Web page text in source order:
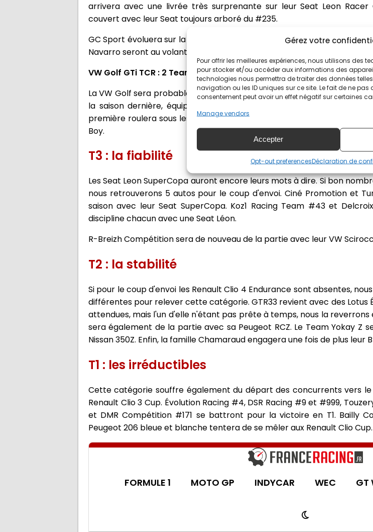
Gérez votre
Pour offrir les meilleures expériences, nous utilisons des
pour stocker et/ou accéder aux informations des
technologies nous permettra de traiter des données
navigation ou les ID uniques sur ce site. Le fait de ne pas
consentement peut avoir un effet négatif sur certaines
Manage vendors
Accepter
Opt-out preferencesDéclaration de
arrivera avec une livrée très surprenante sur leur Seat Leon
couvert avec leur Seat toujours arboré du #235.
GC Sport évoluera sur la Seat couvée par Chazel Technologie
Navarro seront au volant de la Seat du MN Développement.
VW Golf GTi TCR : 2 Teams, 3 voitures
La VW Golf sera probablement la sensation de cette catégorie. MN
la saison dernière, équipée de son kit évolution 2018. R-Breizh
première roulera sous les couleurs du Chotard Team tandis que la
Boy.
T3 : la fiabilité
Les Seat Leon SuperCopa auront encore leurs mots à dire. Si bon
nous retrouverons 5 autos pour le coup d'envoi. Ciné Promotion et
saison avec leur Seat SuperCopa. Koz1 Racing Team #43 et
discipline chacun avec une Seat Léon.
R-Breizh Compétition sera de nouveau de la partie avec leur VW
T2 : la stabilité
Si pour le coup d'envoi les Renault Clio 4 Endurance sont absentes,
différentes pour relever cette catégorie. GTR33 revient avec des Lotus
attendues, mais l'un d'elle n'étant pas prête à temps, nous la reverrons
sera également de la partie avec sa Peugeot RCZ. Le Team Yokay Z
Nissan 350Z. Enfin, la famille Chamaraud engagera une fois de plus leur
T1 : les irréductibles
Cette catégorie souffre également du départ des concurrents vers
Renault Clio 3 Cup. Évolution Racing #4, DSR Racing #9 et #999,
et DMR Compétition #171 se battront pour la victoire en T1. Bailly
Peugeot 206 bleue et blanche tentera de se mêler aux Renault Clio Cup.